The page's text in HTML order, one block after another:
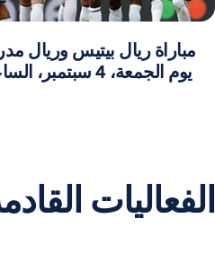
مباراة ريال بيتيس وريال
يوم الجمعة، 4 سبتمبر، الساعة 21:00.
الفعاليات